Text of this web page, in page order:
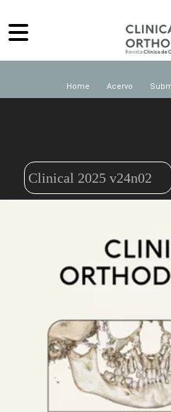
Home Acervo
Clinical 2025 v24n02